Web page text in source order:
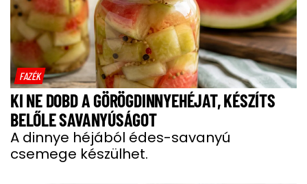
FAZÉK
KI NE DOBD A GÖRÖGDINNYEHÉJAT, KÉSZÍTS
BELŐLE SAVANYÚSÁGOT
A dinnye héjából édes-savanyú
csemege készülhet.